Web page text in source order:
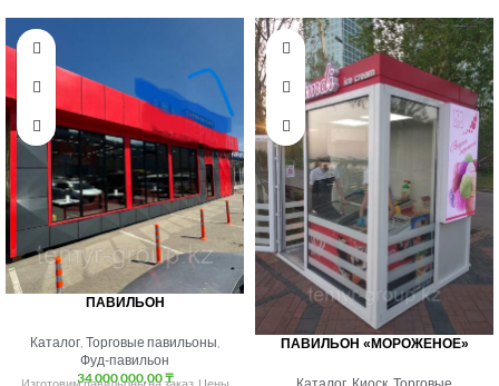
ПАВИЛЬОН
Каталог, Торговые павильоны
Фуд-павильон
34 000 000,00₸
Изготовим павильоны на заказ. Цены
ПАВИЛЬОН «МОРОЖЕНОЕ»